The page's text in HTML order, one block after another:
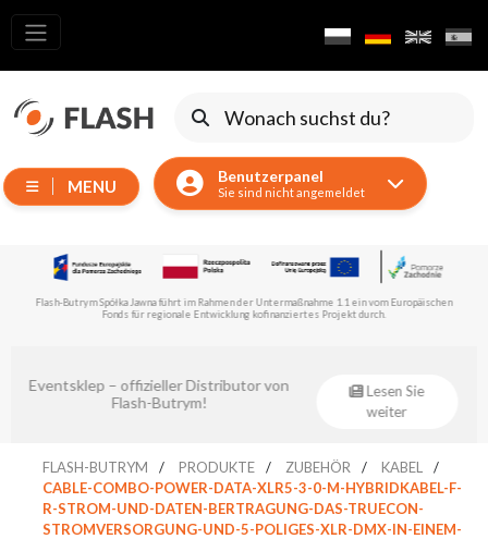
MENU Benutzerpanel
Sie sind nicht angemeldet
Alle
Produkte
Verschieben
Geräten
Zubehör
Laser
Reflektoren
Retro
Flash-Butrym Spółka Jawna führt ein vom Europäischen Fonds für regionale Entwicklung im
Rahmen der Teilmaßnahme 1.1.1 kofinanziertes Projekt durch.
Audiomaster – offizieller Distributor von
Flash-Butrym!
Lesen Sie
weiter
FLASH-BUTRYM PRODUKTE ZUBEHÖR
KABEL
CABLE-COMBO-POWER-DATA-XLR5-3-0-M-HYBRIDKABEL-F-
R-STROM-UND-DATEN-BERTRAGUNG-DAS-TRUECON-
STROMVERSORGUNG-UND-5-POLIGES-XLR-DMX-IN-EINEM-